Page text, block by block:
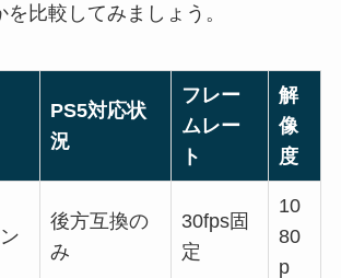
比較してみましょう。
PS5対応状
況
フレー
ムレー
ト
解
像
度
後方互換の
み
30fps固
定
10
80
p